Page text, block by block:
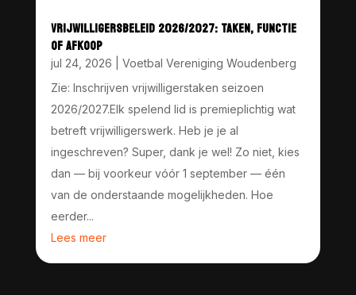
VRIJWILLIGERSBELEID 2026/2027: TAKEN, FUNCTIE
OF AFKOOP
jul 24, 2026
Voetbal Vereniging Woudenberg
Zie: Inschrijven vrijwilligerstaken seizoen
2026/2027.Elk spelend lid is premieplichtig wat
betreft vrijwilligerswerk. Heb je je al
ingeschreven? Super, dank je wel! Zo niet, kies
dan — bij voorkeur vóór 1 september — één
van de onderstaande mogelijkheden. Hoe
eerder...
Lees meer